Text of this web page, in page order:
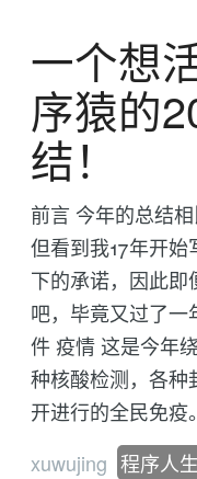
一个想
序猿的
结！
前言 今年的总结
但看到我17年开
下的承诺，因此
吧，毕竟又过了
件 疫情 这是今年
种核酸检测，各种
开进行的全民免疫
xuwujing 程序人生